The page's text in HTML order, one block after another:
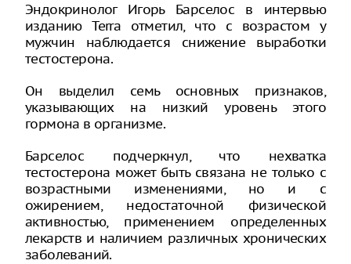
Эндокринолог Игорь Барселос в интервью
изданию Terra отметил, что с возрастом у
мужчин наблюдается снижение выработки
тестостерона.
Он выделил семь основных признаков,
указывающих на низкий уровень этого
гормона в организме.
Барселос подчеркнул, что нехватка
тестостерона может быть связана не только с
возрастными изменениями, но и с
ожирением, недостаточной физической
активностью, применением определенных
лекарств и наличием различных хронических
заболеваний.